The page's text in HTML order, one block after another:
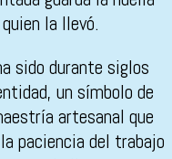
la llevó.
sido durante siglos
un símbolo de
artesanal que
paciencia del trabajo